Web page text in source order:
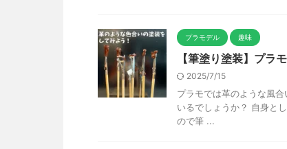
プラモデル 趣味
【筆塗り塗装】プラ
2025/7/15
プラモでは革のような風
いるでしょうか？ 自身と
ので筆 ...